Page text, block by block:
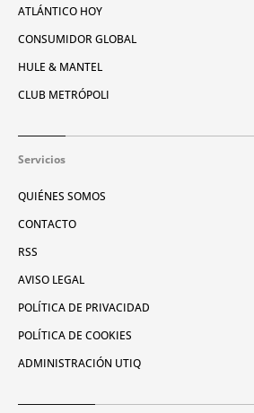
ATLÁNTICO HOY
CONSUMIDOR GLOBAL
HULE & MANTEL
CLUB METRÓPOLI
Servicios
QUIÉNES SOMOS
CONTACTO
RSS
AVISO LEGAL
POLÍTICA DE PRIVACIDAD
POLÍTICA DE COOKIES
ADMINISTRACIÓN UTIQ